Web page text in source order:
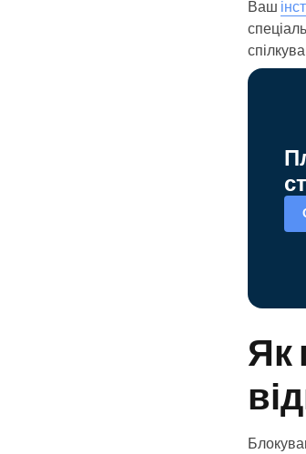
Ваш
Як